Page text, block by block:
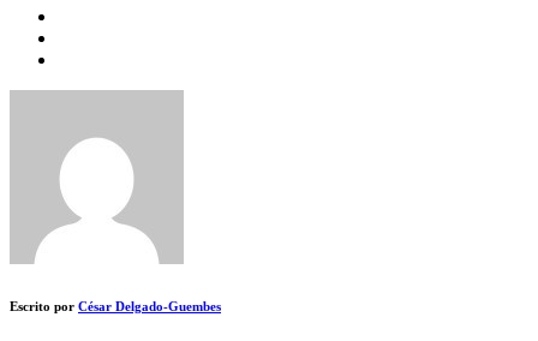
Escrito por César Delgado-Guembes